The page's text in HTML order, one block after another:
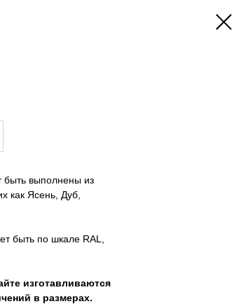
быть выполнены из
как Ясень, Дуб,
быть по шкале RAL,
изготавливаются
в размерах.